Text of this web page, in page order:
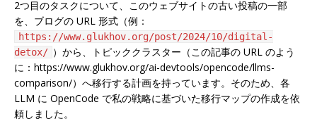
2つ目のタスクについて、このウェブサイトの古い投稿の一部
を、ブログの URL 形式（例：
https://www.glukhov.org/post/2024/10/digital-
detox/ ）から、トピッククラスター（この記事の URL のよう
に：https://www.glukhov.org/ai-devtools/opencode/llms-
comparison/）へ移行する計画を持っています。そのため、各
LLM に OpenCode で私の戦略に基づいた移行マップの作成を依
頼しました。